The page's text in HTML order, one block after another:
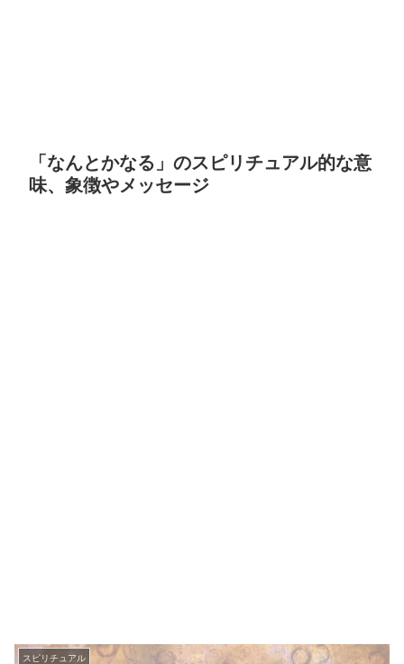
「なんとかなる」のスピリチュアル的な意
味、象徴やメッセージ
スピリチュアル